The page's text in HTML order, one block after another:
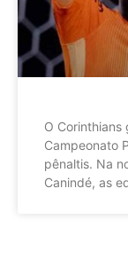
O Corinthians
Campeonato
pênaltis. Na
Canindé, as